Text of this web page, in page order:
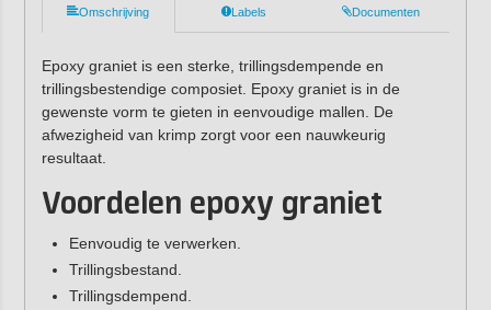
Omschrijving Labels Documenten
Epoxy graniet is een sterke, trillingsdempende en
trillingsbestendige composiet. Epoxy graniet is in de
gewenste vorm te gieten in eenvoudige mallen. De
afwezigheid van krimp zorgt voor een nauwkeurig
resultaat.
Voordelen epoxy graniet
Eenvoudig te verwerken.
Trillingsbestand.
Trillingsdempend.